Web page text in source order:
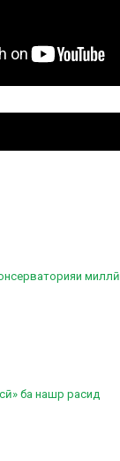
миллӣ
ба нашр расид